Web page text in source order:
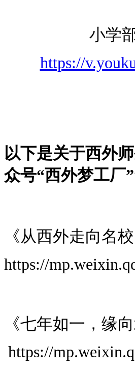
小学部
https://
以下是关于西外
众号“西外梦工厂
《从西外走向名
https://
《七年如一，缘向
https://